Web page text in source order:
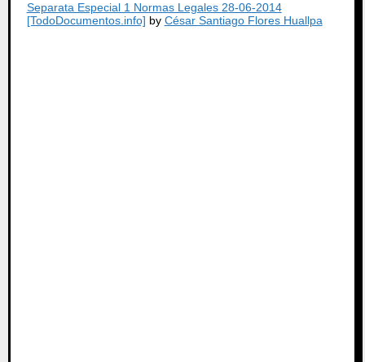
Separata Especial 1 Normas Legales 28-06-2014
[TodoDocumentos.info] by César Santiago Flores Huallpa